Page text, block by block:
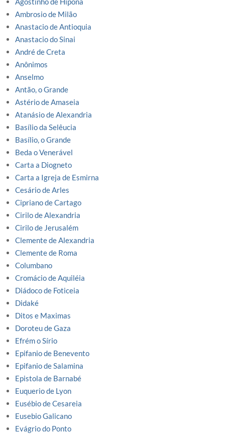
Ambrosio de Milão
Anastacio de Antioquia
Anastacio do Sinai
André de Creta
Anônimos
Anselmo
Antão, o Grande
Astério de Amaseia
Atanásio de Alexandria
Basílio da Selêucia
Basílio, o Grande
Beda o Venerável
Carta a Diogneto
Carta a Igreja de Esmirna
Cesário de Arles
Cipriano de Cartago
Cirilo de Alexandria
Cirilo de Jerusalém
Clemente de Alexandria
Clemente de Roma
Columbano
Cromácio de Aquiléia
Diádoco de Foticeia
Didaké
Ditos e Maximas
Doroteu de Gaza
Efrém o Sírio
Epifanio de Benevento
Epifanio de Salamina
Epistola de Barnabé
Euquerio de Lyon
Eusébio de Cesareia
Eusebio Galicano
Evágrio do Ponto